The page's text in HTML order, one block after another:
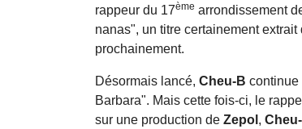
rappeur du 17ème arrondissement
nanas", un titre certainement
prochainement.
Désormais lancé, Cheu-B continue
Barbara". Mais cette fois-ci, le
sur une production de Zepol ,